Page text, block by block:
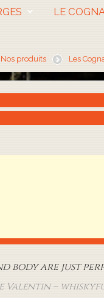
LE
Nos produits Les
body are just
Valentin –